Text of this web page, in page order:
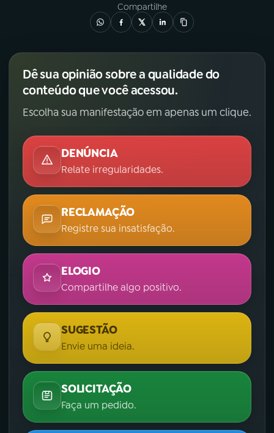
Compartilhe
Dê sua opinião sobre a qualidade do
conteúdo que você acessou.
Escolha sua manifestação em apenas um clique.
DENÚNCIA
Relate irregularidades.
RECLAMAÇÃO
Registre sua insatisfação.
ELOGIO
Compartilhe algo positivo.
SUGESTÃO
Envie uma ideia.
SOLICITAÇÃO
Faça um pedido.